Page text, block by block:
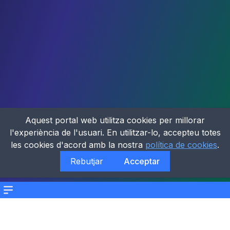
Menu
Aquest portal web utilitza cookies per millorar
l'experiència de l'usuari. En utilitzar-lo, accepteu totes
les cookies d'acord amb la nostra política de cookies.
Rebutjar
Acceptar